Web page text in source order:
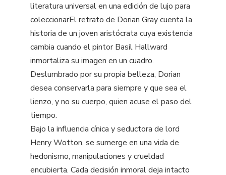
literatura universal en una edición de lujo para
coleccionarEl retrato de Dorian Gray cuenta la
historia de un joven aristócrata cuya existencia
cambia cuando el pintor Basil Hallward
inmortaliza su imagen en un cuadro.
Deslumbrado por su propia belleza, Dorian
desea conservarla para siempre y que sea el
lienzo, y no su cuerpo, quien acuse el paso del
tiempo.
Bajo la influencia cínica y seductora de lord
Henry Wotton, se sumerge en una vida de
hedonismo, manipulaciones y crueldad
encubierta. Cada decisión inmoral deja intacto